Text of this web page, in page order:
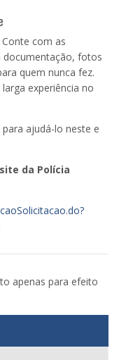
com as
documentação, fotos
quem nunca fez.
experiência no
ajudá-lo neste e
da Polícia
apenas para efeito